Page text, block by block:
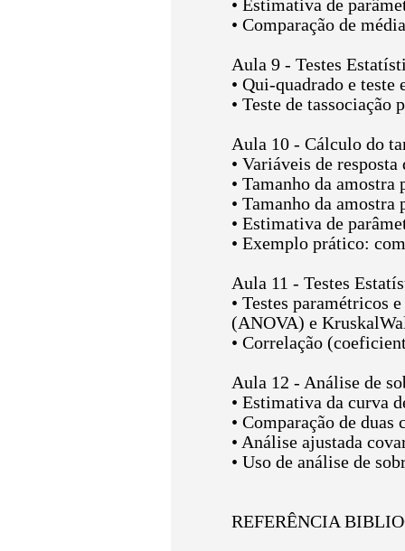
• Estimativa de
• Comparação de
Aula 9 - Testes
• Qui-quadrado e teste
• Teste de tassociação
Aula 10 - Cálculo do
• Variáveis de
• Tamanho da
• Tamanho da
• Estimativa de
• Exemplo prático:
Aula 11 - Testes
• Testes paramétricos
(ANOVA) e
• Correlação
Aula 12 - Análise de
• Estimativa da curva
• Comparação de duas
• Análise ajustada
• Uso de análise de
REFERÊNCIA